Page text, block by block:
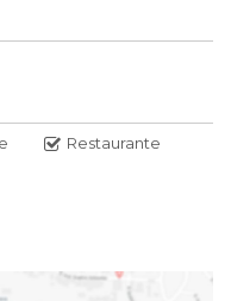
Ar Split.
com Ar Split.
Box + 02 Colchões
Restaurante